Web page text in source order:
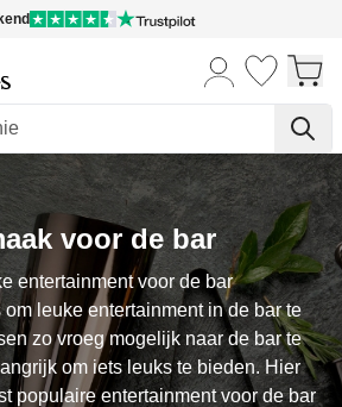
voor de bar
entertainment voor de bar
leuke entertainment in de bar te
zo vroeg mogelijk naar de bar te
om iets leuks te bieden. Hier
populaire entertainment voor de bar